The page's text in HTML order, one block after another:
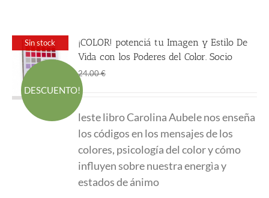
Sin stock
DESCUENTO!
¡COLOR! potenciá tu Imagen y Estilo De
Vida con los Poderes del Color. Socio
24.00€
era:
24.00 €.
es:
18.00 €.
leste libro Carolina Aubele nos enseña
los códigos en los mensajes de los
colores, psicología del color y cómo
influyen sobre nuestra energìa y
estados de ánimo